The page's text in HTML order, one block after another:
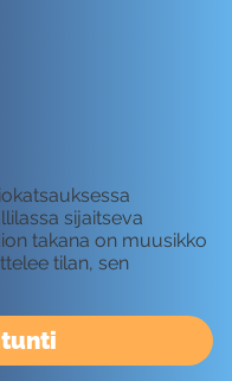
sijaitseva
takana on muusikko
tilan, sen